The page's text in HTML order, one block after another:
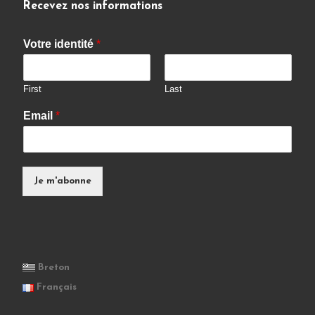
Recevez nos informations
Votre identité *
First Last
Email *
Je m'abonne
Breton
Français